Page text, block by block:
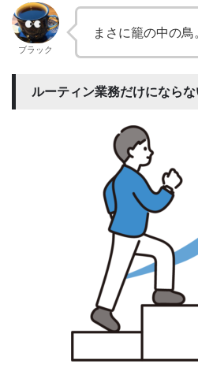
ブラック
まさに籠の中の鳥
ルーティン業務だけになら